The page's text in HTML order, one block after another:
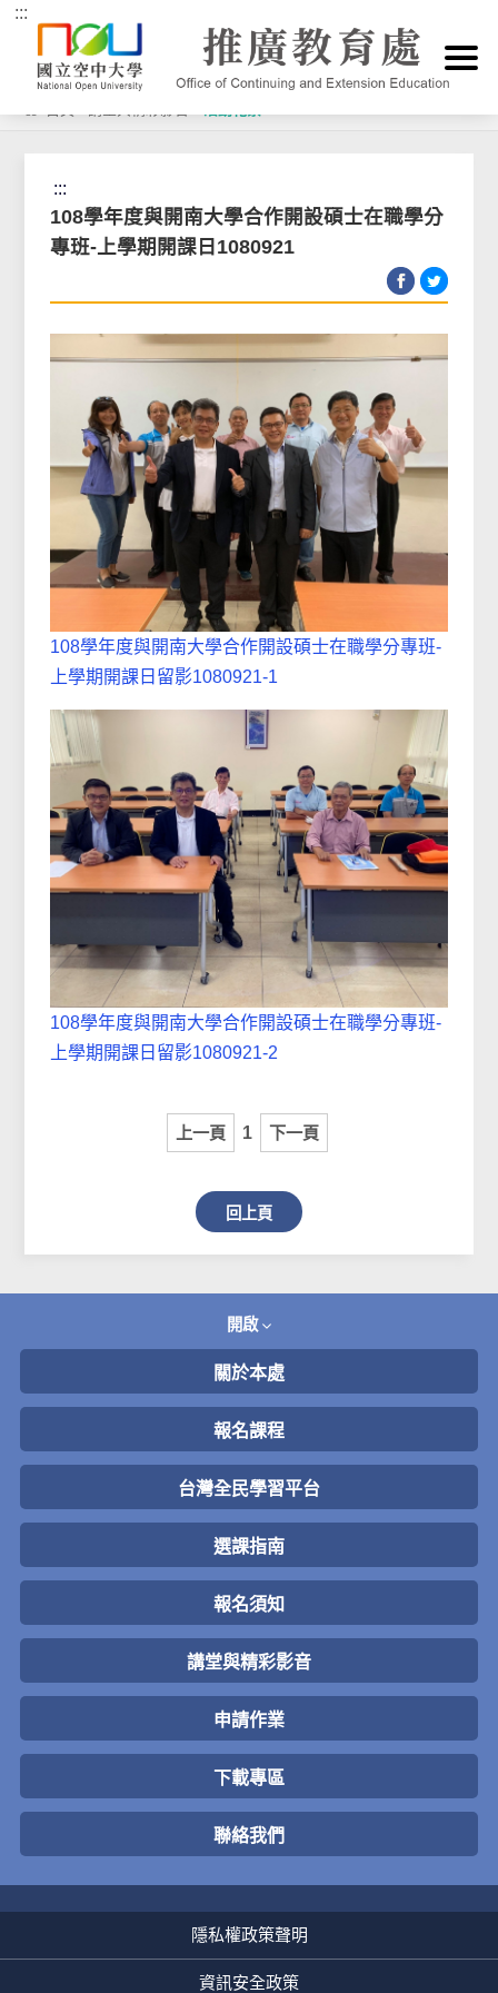
跳到主要內容區塊
:::
:::
108學年度與開南大學合作開設碩士在職學分
專班-上學期開課日1080921
108學年度與開南大學合作開設碩士在職學分專班-
上學期開課日留影1080921-1
108學年度與開南大學合作開設碩士在職學分專班-
上學期開課日留影1080921-2
上一頁 1 下一頁
回上頁
開啟
關於本處
報名課程
台灣全民學習平台
選課指南
報名須知
講堂與精彩影音
申請作業
下載專區
聯絡我們
隱私權政策聲明
資訊安全政策